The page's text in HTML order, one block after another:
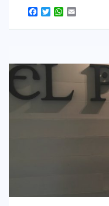
Facebook
Twitter
WhatsApp